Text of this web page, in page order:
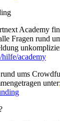
Academy
Fragen rund
academy
ums
unter: